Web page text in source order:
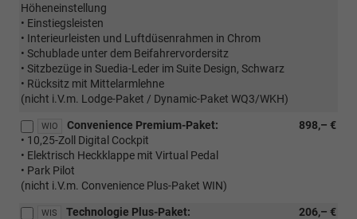
Höheneinstellung
• Einstiegsleisten
• Interieurleisten und Luftdüsenrahmen in Chrom
• Schublade unter dem Beifahrervordersitz
• Sitzbezüge in Suedia-Leder im Suite Design, Schwarz
• Rücksitz mit Mittelarmlehne
(nicht i.V.m. Lodge-Paket / Dynamic-Paket WQ3/WKH)
WIO 898,– €
Convenience Premium-Paket:
• 10,25-Zoll Digital Cockpit
• Elektrisch Heckklappe mit Virtual Pedal
• Park Pilot
(nicht i.V.m. Convenience Plus-Paket WIN)
WIS 206,– €
Technologie Plus-Paket: